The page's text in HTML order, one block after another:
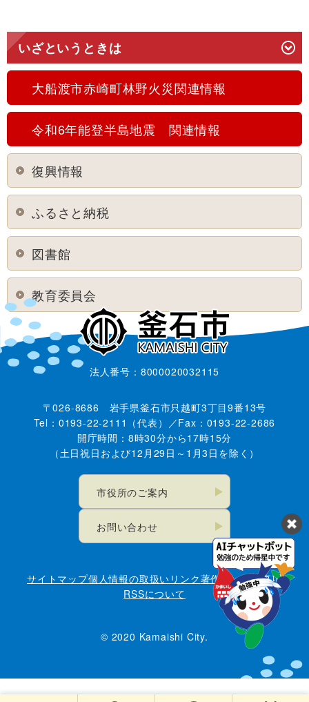
いざというときは
大船渡市赤崎町林野火災関連情報
令和6年能登半島地震 関連情報
復興情報
ふるさと納税
図書館
教育委員会
法人番号：8000020032115
〒026-8686 岩手県釜石市只越町3丁目9番13号
Tel：0193-22-2111（代表）／Fax：0193-22-2686
開庁時間：8時30分から17時15分
（土日祝日および12月29日～1月3日を除く）
市役所のご案内
お問い合わせ
サイトマップ個人情報の取扱い リンク著作権・免責事項
RSSについて
© 2020 Kamaishi City.